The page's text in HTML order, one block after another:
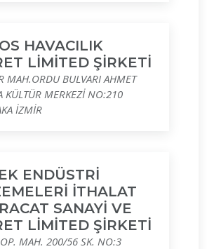
HAVACILIK
LİMİTED ŞİRKETİ
MAH.ORDU BULVARI AHMET
KÜLTÜR MERKEZİ NO:210
İZMİR
ENDÜSTRİ
İTHALAT
SANAYİ VE
LİMİTED ŞİRKETİ
MAH. 200/56 SK. NO:3